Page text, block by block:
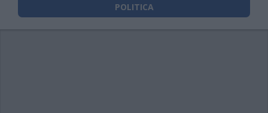
POLITICA